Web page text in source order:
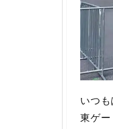
いつも
東ゲー